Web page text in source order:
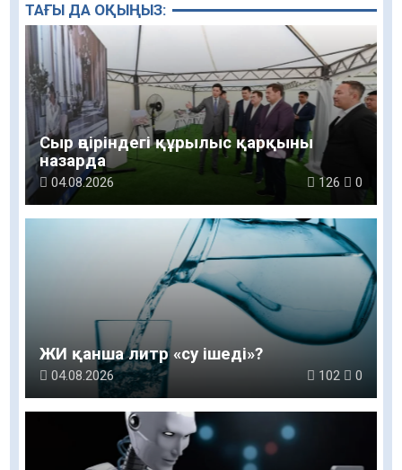
ТАҒЫ ДА ОҚЫҢЫЗ:
Сыр өңіріндегі құрылыс қарқыны
назарда
04.08.2026 126 0
ЖИ қанша литр «су ішеді»?
04.08.2026 102 0